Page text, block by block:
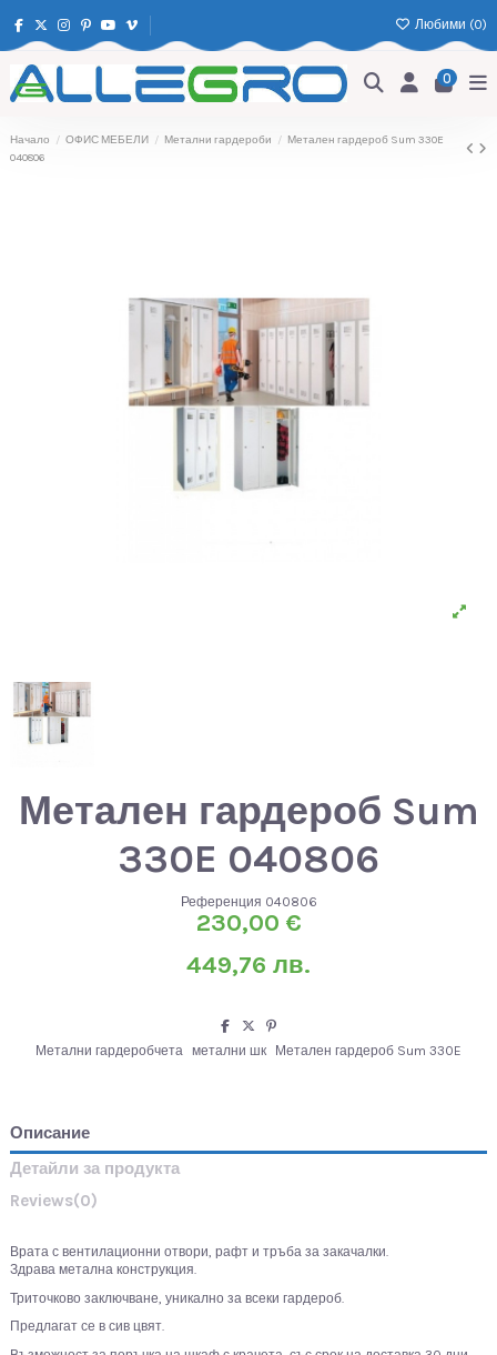
Любими (0)
0
Начало ОФИС МЕБЕЛИ Метални гардероби
Метален гардероб Sum 330E
040806
Метален гардероб Sum
330E 040806
Референция 040806
230,00 €
449,76 лв.
Метални гардеробчета метални шк Метален гардероб Sum 330E
Описание
Детайли за продукта
Reviews(0)
Врата с вентилационни отвори, рафт и тръба за закачалки.
Здрава метална конструкция.
Триточково заключване, уникално за всеки гардероб.
Предлагат се в сив цвят.